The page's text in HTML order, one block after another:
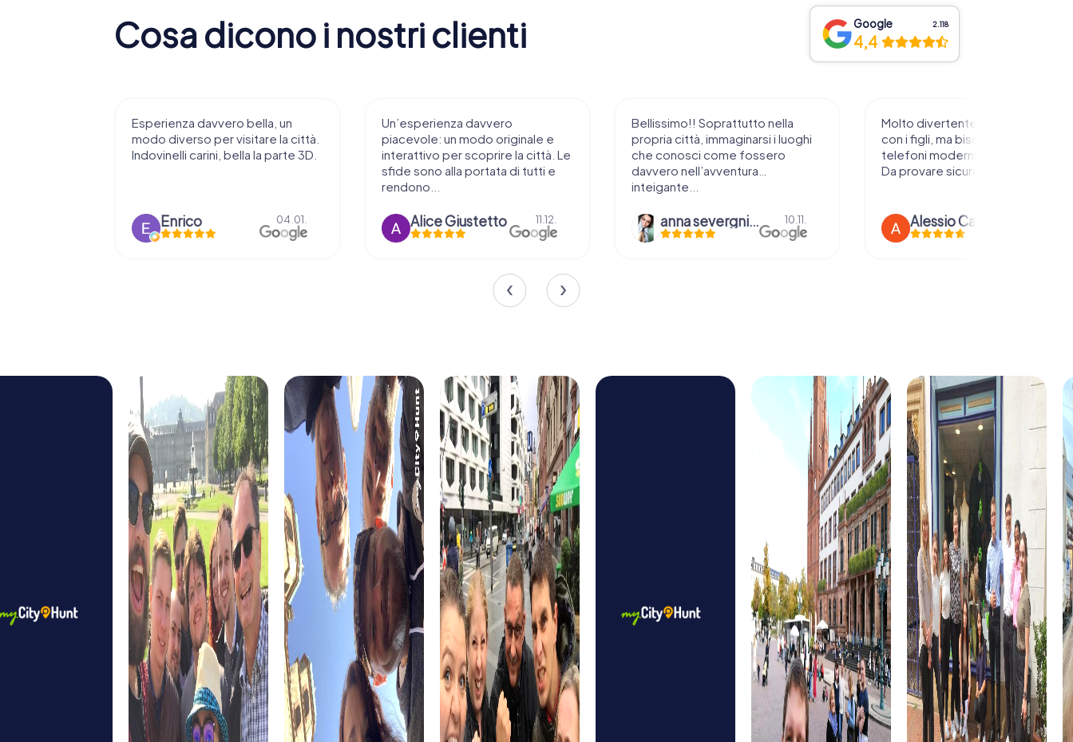
Cosa dicono i nostri clienti Google 2.118
4,4
Esperienza davvero bella, un
modo diverso per visitare la città.
Indovinelli carini, bella la parte 3D.
Enrico 04.01.
Un’esperienza davvero
piacevole: un modo originale e
interattivo per scoprire la città. Le
sfide sono alla portata di tutti e
rendono...
Alice Giustetto 11.12.
Bellissimo!! Soprattutto nella
propria città, immaginarsi i luoghi
che conosci come fossero
davvero nell’avventura…
inteigante...
anna severgnini 10.11.
Molto divertente da sperimentare
con i figli, ma bisogna avere
telefoni moderni e rete stabile.
Da provare sicuramente !
Alessio Car